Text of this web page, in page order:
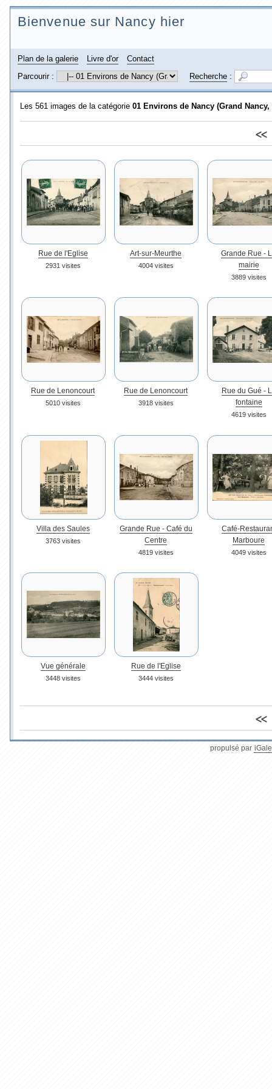
Bienvenue sur Nancy hier
Plan de la galerie Livre d'or
Contact
Parcourir :
Recherche :
Les 561 images de la catégorie 01 Environs de Nancy (Grand Nancy,
<<
Rue de l'Eglise
2931 visites
Art-sur-Meurthe
4004 visites
Grande Rue -
mairie
3889 visites
Rue de Lenoncourt
5010 visites
Rue de Lenoncourt
3918 visites
Rue du Gué -
fontaine
4619 visites
Villa des Saules
3763 visites
Grande Rue - Café du
Centre
4819 visites
Café-
Marboure
4049 visites
Vue générale
3448 visites
Rue de l'Eglise
3444 visites
<<
propulsé par